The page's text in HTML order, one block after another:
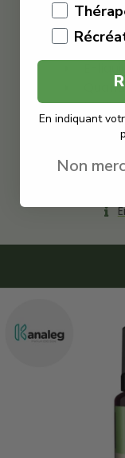
€
Isolat
En indiquant
Non